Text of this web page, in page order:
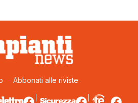
Abbonati alle riviste